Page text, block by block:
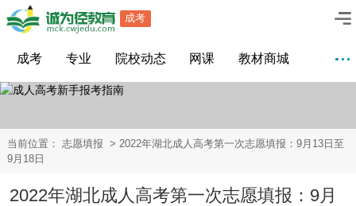
成考
成考 专业 院校动态 网课 教材商城
当前位置： 志愿填报 > 2022年湖北成人高考第一次志愿填报：9月13日至
9月18日
2022年湖北成人高考第一次志愿填报：9月